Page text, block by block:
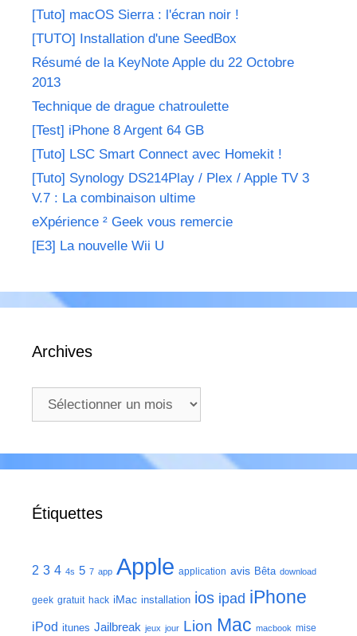
[Tuto] macOS Sierra : l'écran noir !
[TUTO] Installation d'une SeedBox
Résumé de la KeyNote Apple du 22 Octobre
2013
Technique de drague chatroulette
[Test] iPhone 8 Argent 64 GB
[Tuto] LSC Smart Connect avec Homekit !
[Tuto] Synology DS214Play / Plex / Apple TV 3
V.7 : La combinaison ultime
eXpérience ² Geek vous remercie
[E3] La nouvelle Wii U
Archives
Archives
Étiquettes
2 3 4 4s 5 7 app Apple application avis Bêta download
geek gratuit hack iMac installation ios ipad iPhone
iPod itunes Jailbreak jeux jour Lion Mac macbook mise